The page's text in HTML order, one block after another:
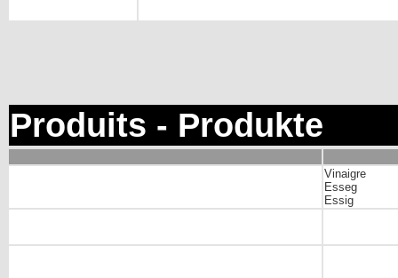
Produits - Produkte
Vinaigre
Esseg
Essig